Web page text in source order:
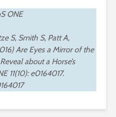
ONE
S, Smith S, Patt A,
Are Eyes a Mirror of the
about a Horse’s
11(10): e0164017.